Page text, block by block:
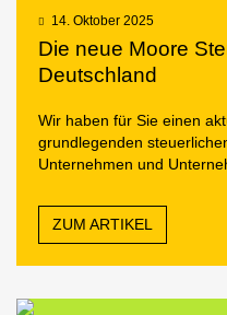
14. Oktober 2025
Die neue Moore
Deutschland
Wir haben für Sie einen
grundlegenden
Unternehmen und
ZUM ARTIKEL